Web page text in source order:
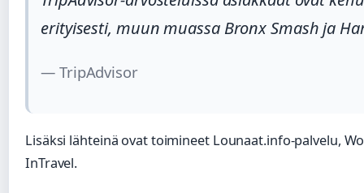
erityisesti, muun muassa Bronx Smash ja
— TripAdvisor
Lisäksi lähteinä ovat toimineet Lounaat.info-palvelu,
InTravel.